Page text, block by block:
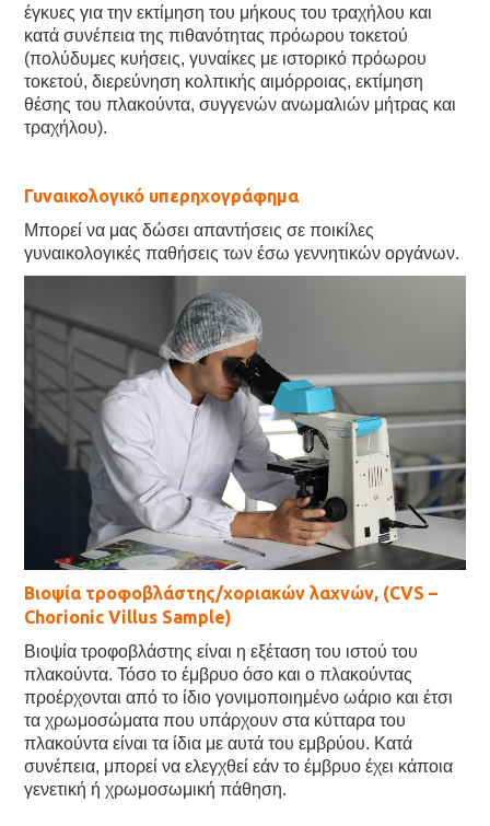
έγκυες για την εκτίμηση του μήκους του τραχήλου και
κατά συνέπεια της πιθανότητας πρόωρου τοκετού
(πολύδυμες κυήσεις, γυναίκες με ιστορικό πρόωρου
τοκετού, διερεύνηση κολπικής αιμόρροιας, εκτίμηση
θέσης του πλακούντα, συγγενών ανωμαλιών μήτρας και
τραχήλου).
Γυναικολογικό υπερηχογράφημα
Μπορεί να μας δώσει απαντήσεις σε ποικίλες
γυναικολογικές παθήσεις των έσω γεννητικών οργάνων.
Βιοψία τροφοβλάστης/χοριακών λαχνών, (CVS –
Chorionic Villus Sample)
Βιοψία τροφοβλάστης είναι η εξέταση του ιστού του
πλακούντα. Τόσο το έμβρυο όσο και ο πλακούντας
προέρχονται από το ίδιο γονιμοποιημένο ωάριο και έτσι
τα χρωμοσώματα που υπάρχουν στα κύτταρα του
πλακούντα είναι τα ίδια με αυτά του εμβρύου. Κατά
συνέπεια, μπορεί να ελεγχθεί εάν το έμβρυο έχει κάποια
γενετική ή χρωμοσωμική πάθηση.